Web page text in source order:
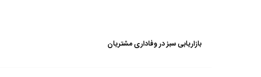
بازاریابی سبز در وفاداری مشتریان